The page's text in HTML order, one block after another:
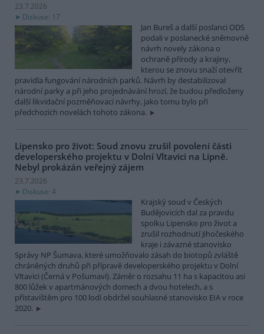
23.7.2026
Diskuse: 17
Jan Bureš a další poslanci ODS
podali v poslanecké sněmovně
návrh novely zákona o
ochraně přírody a krajiny,
kterou se znovu snaží otevřít
pravidla fungování národních parků. Návrh by destabilizoval
národní parky a při jeho projednávání hrozí, že budou předloženy
další likvidační pozměňovací návrhy, jako tomu bylo při
předchozích novelách tohoto zákona.
Lipensko pro život: Soud znovu zrušil povolení části
developerského projektu v Dolní Vltavici na Lipně.
Nebyl prokázán veřejný zájem
23.7.2026
Diskuse: 4
Krajský soud v Českých
Budějovicích dal za pravdu
spolku Lipensko pro život a
zrušil rozhodnutí Jihočeského
kraje i závazné stanovisko
Správy NP Šumava, které umožňovalo zásah do biotopů zvláště
chráněných druhů při přípravě developerského projektu v Dolní
Vltavici (Černá v Pošumaví). Záměr o rozsahu 11 ha s kapacitou asi
800 lůžek v apartmánových domech a dvou hotelech, a s
přístavištěm pro 100 lodí obdržel souhlasné stanovisko EIA v roce
2020.